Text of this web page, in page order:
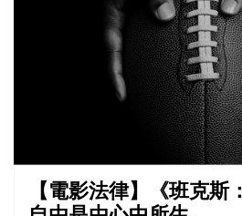
【電影法律】《班克斯